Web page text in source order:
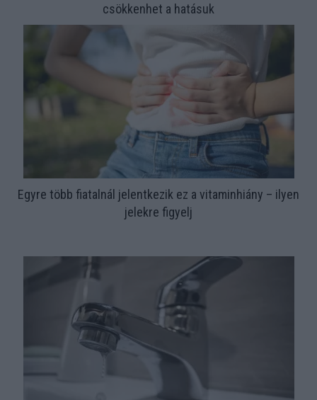
csökkenhet a hatásuk
Egyre több fiatalnál jelentkezik ez a vitaminhiány – ilyen
jelekre figyelj